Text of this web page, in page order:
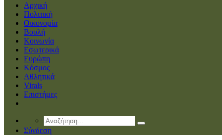
Αρχική
Πολιτική
Οικονομία
Βουλή
Κοινωνία
Εσωτερικά
Ευρώπη
Κόσμος
Αθλητικά
Virals
Επιστήμες
Σύνδεση